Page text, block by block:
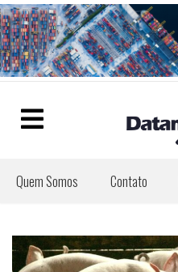
Quem Somos Contato